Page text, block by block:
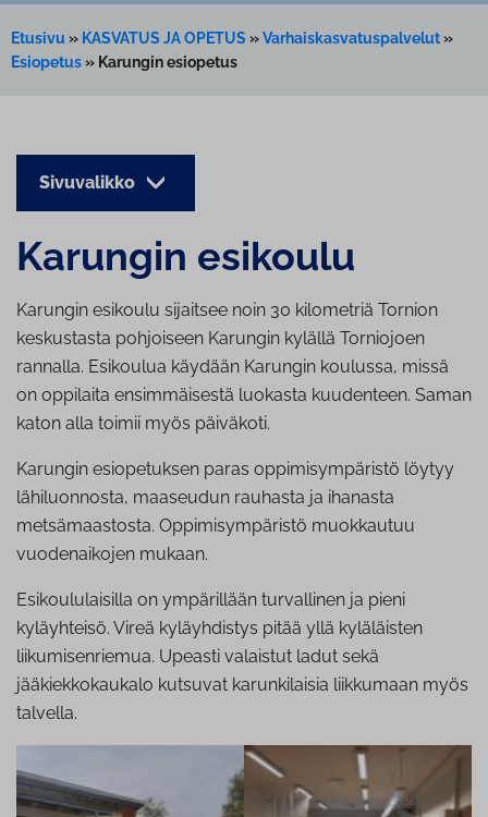
Etusivu » KASVATUS JA OPETUS »Varhaiskasvatuspalvelut»
Esiopetus» Karungin esiopetus
Sivuvalikko
Karungin esikoulu
Karungin esikoulu sijaitsee noin 30 kilometriä Tornion
keskustasta pohjoiseen Karungin kylällä Torniojoen
rannalla. Esikoulua käydään Karungin koulussa, missä
on oppilaita ensimmäisestä luokasta kuudenteen. Saman
katon alla toimii myös päiväkoti.
Karungin esiopetuksen paras oppimisympäristö löytyy
lähiluonnosta, maaseudun rauhasta ja ihanasta
metsämaastosta. Oppimisympäristö muokkautuu
vuodenaikojen mukaan.
Esikoululaisilla on ympärillään turvallinen ja pieni
kyläyhteisö. Vireä kyläyhdistys pitää yllä kyläläisten
liikumisenriemua. Upeasti valaistut ladut sekä
jääkiekkokaukalo kutsuvat karunkilaisia liikkumaan myös
talvella.